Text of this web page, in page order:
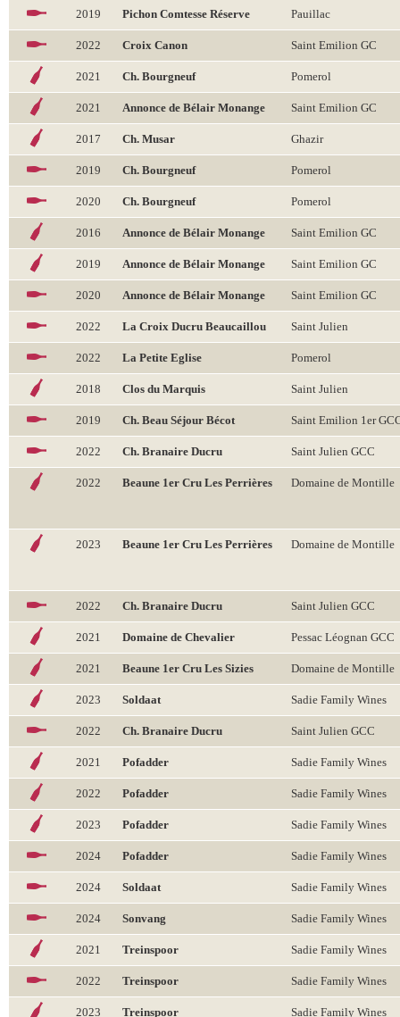
2019 Pichon Comtesse Réserve Pauillac
2022 Croix Canon Saint Emilion GC
2021 Ch. Bourgneuf Pomerol
2021 Annonce de Bélair Monange Saint Emilion GC
2017 Ch. Musar Ghazir
2019 Ch. Bourgneuf Pomerol
2020 Ch. Bourgneuf Pomerol
2016 Annonce de Bélair Monange Saint Emilion GC
2019 Annonce de Bélair Monange Saint Emilion GC
2020 Annonce de Bélair Monange Saint Emilion GC
2022 La Croix Ducru Beaucaillou Saint Julien
2022 La Petite Eglise Pomerol
2018 Clos du Marquis Saint Julien
2019 Ch. Beau Séjour Bécot Saint Emilion 1er
2022 Ch. Branaire Ducru Saint Julien GCC
2022 Beaune 1er Cru Les Perrières Domaine de Montille
2023 Beaune 1er Cru Les Perrières Domaine de Montille
2022 Ch. Branaire Ducru Saint Julien GCC
2021 Domaine de Chevalier Pessac Léognan GCC
2021 Beaune 1er Cru Les Sizies Domaine de Montille
2023 Soldaat Sadie Family Wines
2022 Ch. Branaire Ducru Saint Julien GCC
2021 Pofadder Sadie Family Wines
2022 Pofadder Sadie Family Wines
2023 Pofadder Sadie Family Wines
2024 Pofadder Sadie Family Wines
2024 Soldaat Sadie Family Wines
2024 Sonvang Sadie Family Wines
2021 Treinspoor Sadie Family Wines
2022 Treinspoor Sadie Family Wines
2023 Treinspoor Sadie Family Wines